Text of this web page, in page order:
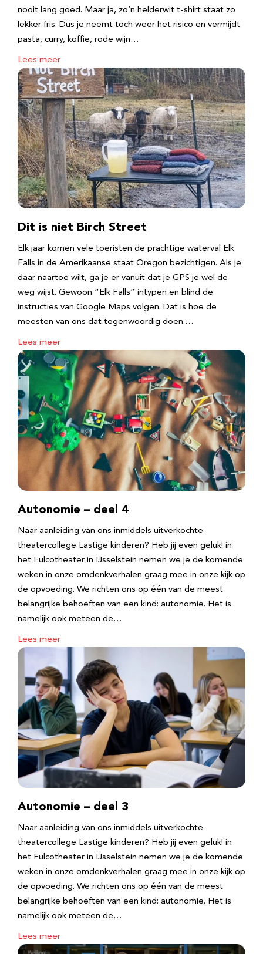
nooit lang goed. Maar ja, zo’n helderwit t-shirt staat zo
lekker fris. Dus je neemt toch weer het risico en vermijdt
pasta, curry, koffie, rode wijn…
Lees meer
Dit is niet Birch Street
Elk jaar komen vele toeristen de prachtige waterval Elk
Falls in de Amerikaanse staat Oregon bezichtigen. Als je
daar naartoe wilt, ga je er vanuit dat je GPS je wel de
weg wijst. Gewoon “Elk Falls” intypen en blind de
instructies van Google Maps volgen. Dat is hoe de
meesten van ons dat tegenwoordig doen.…
Lees meer
Autonomie – deel 4
Naar aanleiding van ons inmiddels uitverkochte
theatercollege Lastige kinderen? Heb jij even geluk! in
het Fulcotheater in IJsselstein nemen we je de komende
weken in onze omdenkverhalen graag mee in onze kijk op
de opvoeding. We richten ons op één van de meest
belangrijke behoeften van een kind: autonomie. Het is
namelijk ook meteen de…
Lees meer
Autonomie – deel 3
Naar aanleiding van ons inmiddels uitverkochte
theatercollege Lastige kinderen? Heb jij even geluk! in
het Fulcotheater in IJsselstein nemen we je de komende
weken in onze omdenkverhalen graag mee in onze kijk op
de opvoeding. We richten ons op één van de meest
belangrijke behoeften van een kind: autonomie. Het is
namelijk ook meteen de…
Lees meer